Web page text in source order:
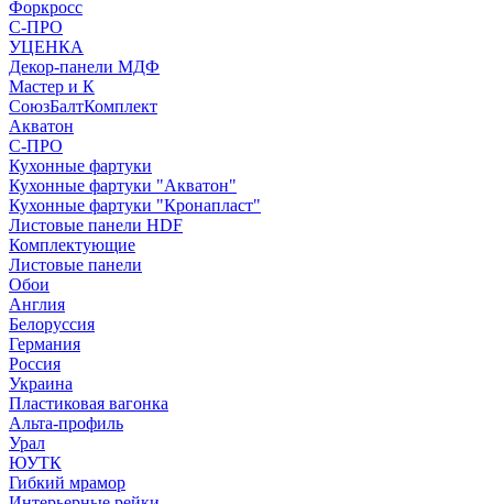
Форкросс
С-ПРО
УЦЕНКА
Декор-панели МДФ
Мастер и К
СоюзБалтКомплект
Акватон
С-ПРО
Кухонные фартуки
Кухонные фартуки "Акватон"
Кухонные фартуки "Кронапласт"
Листовые панели HDF
Комплектующие
Листовые панели
Обои
Англия
Белоруссия
Германия
Россия
Украина
Пластиковая вагонка
Альта-профиль
Урал
ЮУТК
Гибкий мрамор